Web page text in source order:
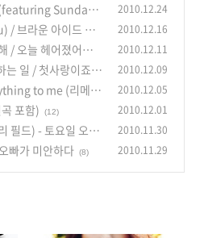
Sunday 2
이 - 연가
(14)
2010.12.24
/ 브라운 아이드 소
랑한다 (드라마 "아
2010.12.16
/ 오늘 헤어졌어요 /
2010.12.11
는 일 / 첫사랑이죠
2010.12.09
to me (리메이
2010.12.05
포함) (12) 2010.12.01
필드) - 토요일 오후
you seen?) / Wann
2010.11.30
빠가 미안하다 (8) 2010.11.29